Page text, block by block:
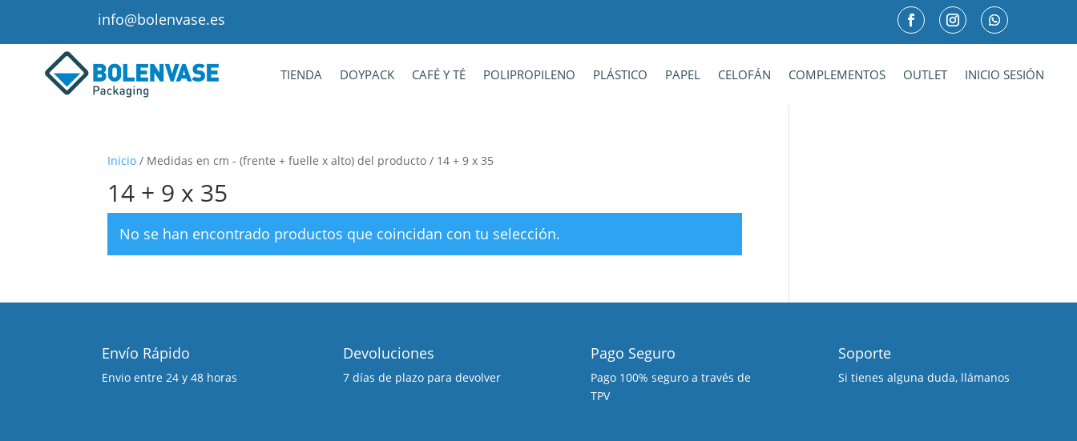
info@bolenvase.es
TIENDA DOYPACK CAFÉ Y TÉ POLIPROPILENO PLÁSTICO PAPEL CELOFÁN COMPLEMENTOS OUTLET INICIO SESIÓN
Inicio / Medidas en cm - (frente + fuelle x alto) del producto / 14 + 9 x 35
14 + 9 x 35
No se han encontrado productos que coincidan con tu selección.
Envío Rápido
Envio entre 24 y 48 horas
Devoluciones
7 días de plazo para devolver
Pago Seguro
Pago 100% seguro a través de
TPV
Soporte
Si tienes alguna duda, llámanos